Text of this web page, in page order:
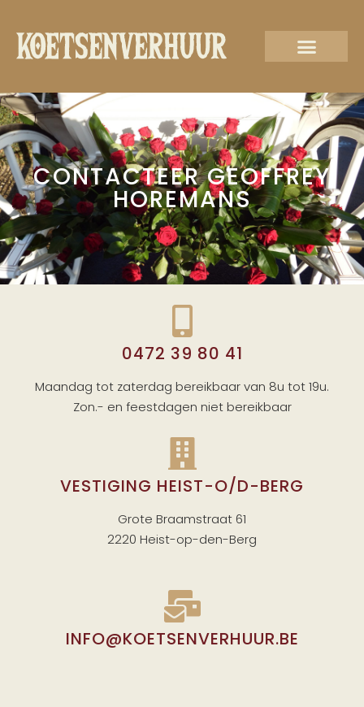
CONTACTEER GEOFFREY
HOREMANS
0472 39 80 41
Maandag tot zaterdag bereikbaar van 8u tot 19u.
Zon.- en feestdagen niet bereikbaar
VESTIGING HEIST-O/D-BERG
Grote Braamstraat 61
2220 Heist-op-den-Berg
INFO@KOETSENVERHUUR.BE